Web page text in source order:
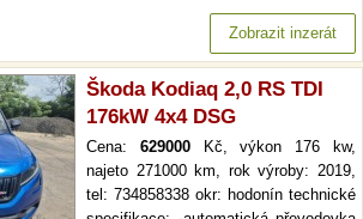
Zobrazit inzerát
Škoda Kodiaq 2,0 RS TDI
176kW 4x4 DSG
Cena: 629000Kč, výkon 176 kw,
najeto 271000 km, rok výroby: 2019,
tel: 734858338 okr: hodonín technické